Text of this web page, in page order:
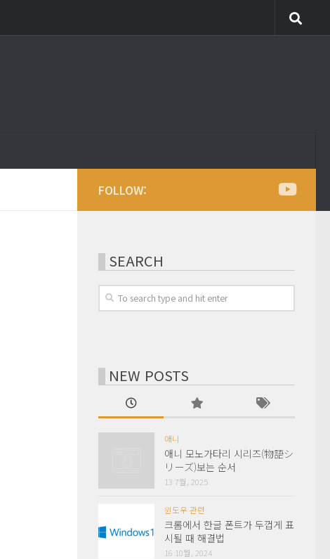
FOLLOW:
SEARCH
NEW POSTS
애니
애니 모노가타리 시리즈(物語シ
リーズ)보는 순서
13 7월, 2025
윈도우 관련
크롬에서 한글 폰트가 두껍게 표
시될 때 해결법
16 10월, 2024